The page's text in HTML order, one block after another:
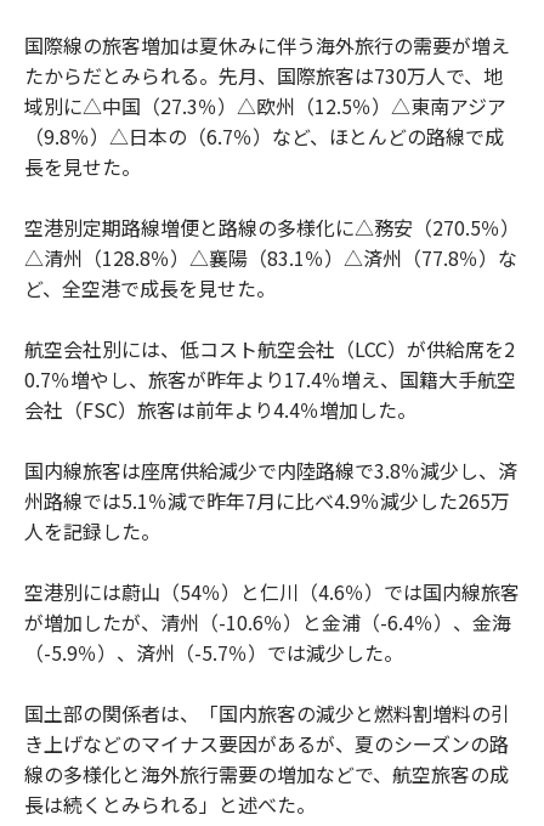
国際線の旅客増加は夏休みに伴う海外旅行の需要が増え
たからだとみられる。先月、国際旅客は730万人で、地
域別に△中国（27.3％）△欧州（12.5％）△東南アジア
（9.8％）△日本の（6.7％）など、ほとんどの路線で成
長を見せた。
空港別定期路線増便と路線の多様化に△務安（270.5％）
△清州（128.8％）△襄陽（83.1％）△済州（77.8％）な
ど、全空港で成長を見せた。
航空会社別には、低コスト航空会社（LCC）が供給席を2
0.7％増やし、旅客が昨年より17.4％増え、国籍大手航空
会社（FSC）旅客は前年より4.4％増加した。
国内線旅客は座席供給減少で内陸路線で3.8％減少し、済
州路線では5.1％減で昨年7月に比べ4.9％減少した265万
人を記録した。
空港別には蔚山（54％）と仁川（4.6％）では国内線旅客
が増加したが、清州（-10.6％）と金浦（-6.4％）、金海
（-5.9％）、済州（-5.7％）では減少した。
国土部の関係者は、「国内旅客の減少と燃料割増料の引
き上げなどのマイナス要因があるが、夏のシーズンの路
線の多様化と海外旅行需要の増加などで、航空旅客の成
長は続くとみられる」と述べた。